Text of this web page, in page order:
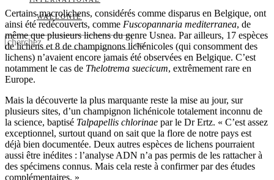
WALLONIE
Certains macrolichens, considérés comme disparus en Belgique, ont
ainsi été redécouverts, comme Fuscopannaria mediterranea, de
même que plusieurs lichens du genre Usnea. Par ailleurs, 17 espèces
de lichens et 8 de champignons lichénicoles (qui consomment des
lichens) n’avaient encore jamais été observées en Belgique. C’est
notamment le cas de Thelotrema suecicum, extrêmement rare en
Europe.
Mais la découverte la plus marquante reste la mise au jour, sur
plusieurs sites, d’un champignon lichénicole totalement inconnu de
la science, baptisé Talpapellis chlorinae par le Dr Ertz. « C’est assez
exceptionnel, surtout quand on sait que la flore de notre pays est
déjà bien documentée. Deux autres espèces de lichens pourraient
aussi être inédites : l’analyse ADN n’a pas permis de les rattacher à
des spécimens connus. Mais cela reste à confirmer par des études
complémentaires. »